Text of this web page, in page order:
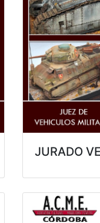
JURADO